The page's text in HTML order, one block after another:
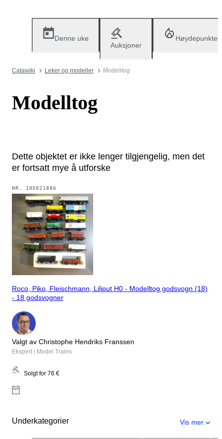
Denne uke
Auksjoner
Høydepunkter
Catawiki Leker og modeller Modelltog
Modelltog
Dette objektet er ikke lenger tilgjengelig, men det
er fortsatt mye å utforske
NR. 103021886
Roco, Piko, Fleischmann, Liliput H0 - Modelltog godsvogn (18)
- 18 godsvogner
Valgt av Christophe Hendriks Franssen
Ekspert i Model Trains
Solgt for 76 €
Underkategorier Vis mer